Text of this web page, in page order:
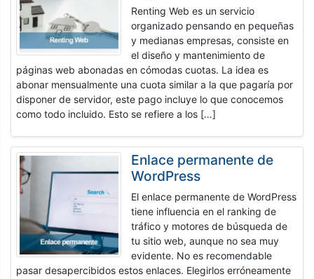
Renting Web es un servicio
organizado pensando en pequeñas
y medianas empresas, consiste en
el diseño y mantenimiento de
páginas web abonadas en cómodas cuotas. La idea es
abonar mensualmente una cuota similar a la que pagaría por
disponer de servidor, este pago incluye lo que conocemos
como todo incluido. Esto se refiere a los […]
Enlace permanente de
WordPress
El enlace permanente de WordPress
tiene influencia en el ranking de
tráfico y motores de búsqueda de
tu sitio web, aunque no sea muy
evidente. No es recomendable
pasar desapercibidos estos enlaces. Elegirlos erróneamente